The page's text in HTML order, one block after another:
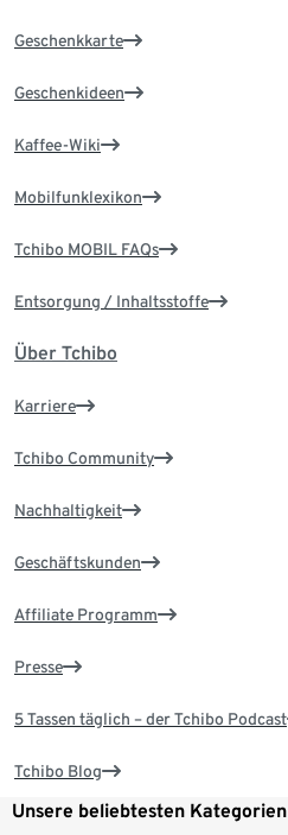
Geschenkkarte
Geschenkideen
Kaffee-Wiki
Mobilfunklexikon
Tchibo MOBIL FAQs
Entsorgung / Inhaltsstoffe
Über Tchibo
Karriere
Tchibo Community
Nachhaltigkeit
Geschäftskunden
Affiliate Programm
Presse
5 Tassen täglich – der Tchibo Podcast
Tchibo Blog
Unsere beliebtesten Kategorien